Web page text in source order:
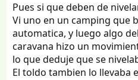
Pues si que deben de
Vi uno en un camping que
automatica, y luego algo
caravana hizo un
lo que deduje que se
El toldo tambien lo llevaba